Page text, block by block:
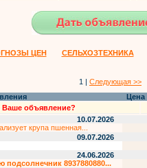
ЦЕН СЕЛЬХОЗТЕХНИКА
1 | Следующая >>
Цена
Ваше объявление?
10.07.2026
крупа пшенная...
09.07.2026
24.06.2026
8937880880...